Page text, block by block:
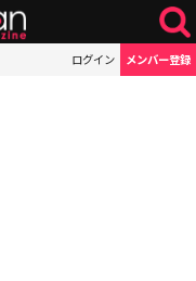
ログイン メンバー登録